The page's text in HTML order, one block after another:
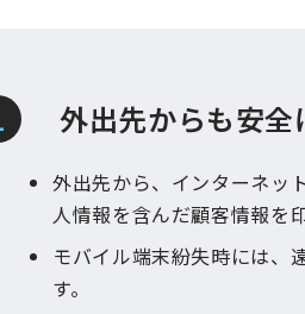
外出先からも安
外出先から、インターネッ
人情報を含んだ顧客情報を
モバイル端末紛失時には、
す。